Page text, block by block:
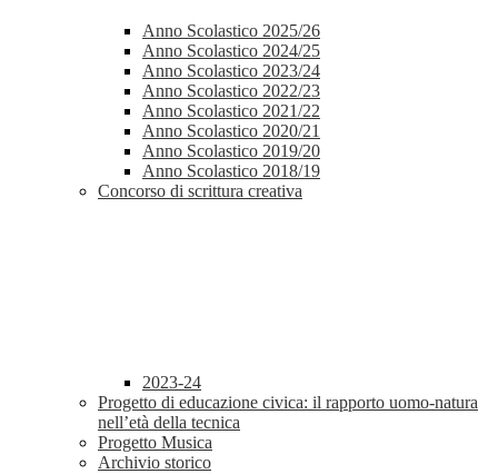
Anno Scolastico 2025/26
Anno Scolastico 2024/25
Anno Scolastico 2023/24
Anno Scolastico 2022/23
Anno Scolastico 2021/22
Anno Scolastico 2020/21
Anno Scolastico 2019/20
Anno Scolastico 2018/19
Concorso di scrittura creativa
2023-24
Progetto di educazione civica: il rapporto uomo-natura
nell’età della tecnica
Progetto Musica
Archivio storico